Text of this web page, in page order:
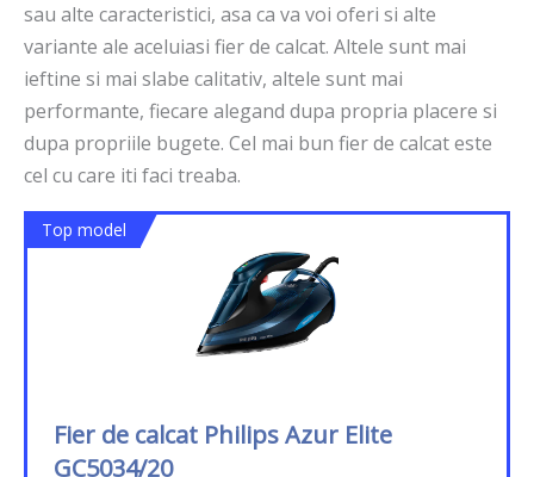
sau alte caracteristici, asa ca va voi oferi si alte
variante ale aceluiasi fier de calcat. Altele sunt mai
ieftine si mai slabe calitativ, altele sunt mai
performante, fiecare alegand dupa propria placere si
dupa propriile bugete. Cel mai bun fier de calcat este
cel cu care iti faci treaba.
Top model
Fier de calcat Philips Azur Elite
GC5034/20